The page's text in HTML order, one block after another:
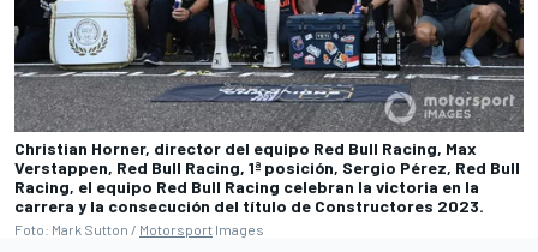
Christian Horner, director del equipo Red Bull Racing, Max
Verstappen, Red Bull Racing, 1ª posición, Sergio Pérez, Red Bull
Racing, el equipo Red Bull Racing celebran la victoria en la
carrera y la consecución del título de Constructores 2023.
Foto: Mark Sutton / Motorsport Images